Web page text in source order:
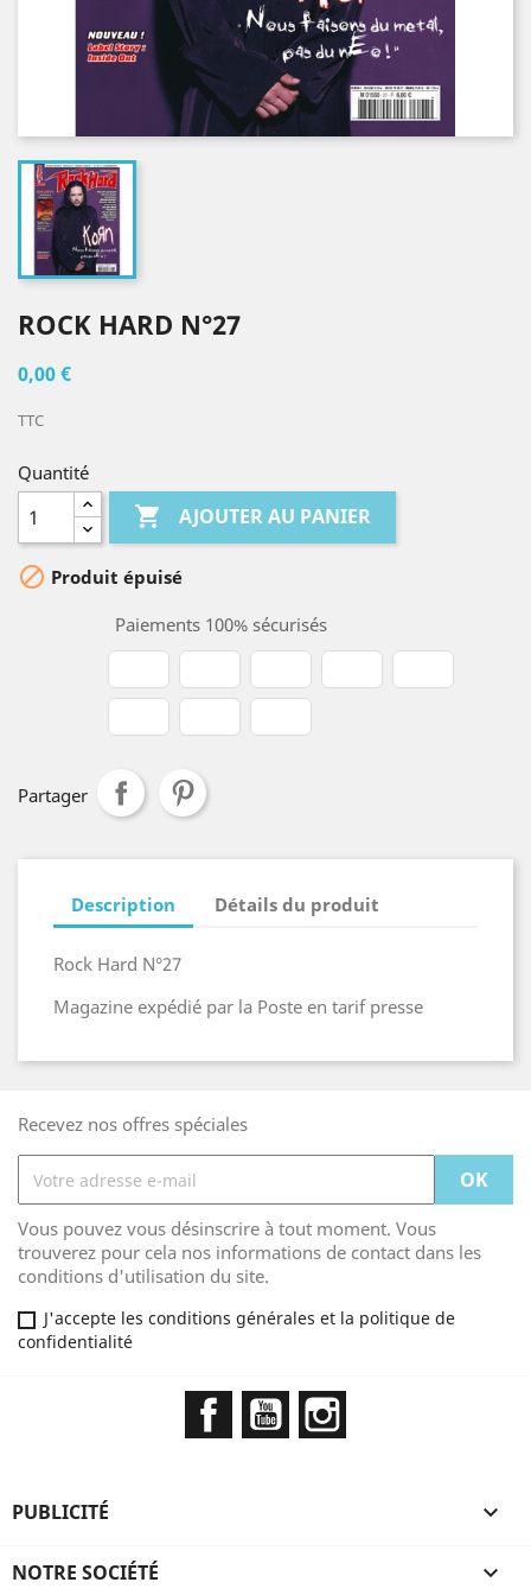
ROCK HARD N°27
0,00 €
TTC
Quantité
 AJOUTER AU PANIER
 Produit épuisé
Paiements 100% sécurisés
Partager
Description Détails du produit
Rock Hard N°27
Magazine expédié par la Poste en tarif presse
Recevez nos offres spéciales
Vous pouvez vous désinscrire à tout moment. Vous
trouverez pour cela nos informations de contact dans les
conditions d'utilisation du site.
J'accepte les conditions générales et la politique de
confidentialité
FacebookYouTube
PUBLICITÉ 
NOTRE SOCIÉTÉ 